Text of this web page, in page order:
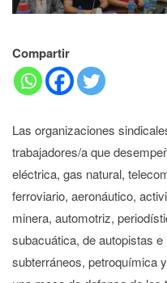
Compartir
Las organizaciones
trabajadores/a que
eléctrica, gas natural,
ferroviario, aeronáutico,
minera, automotriz,
subacuática, de autopistas
subterráneos, petroquímica